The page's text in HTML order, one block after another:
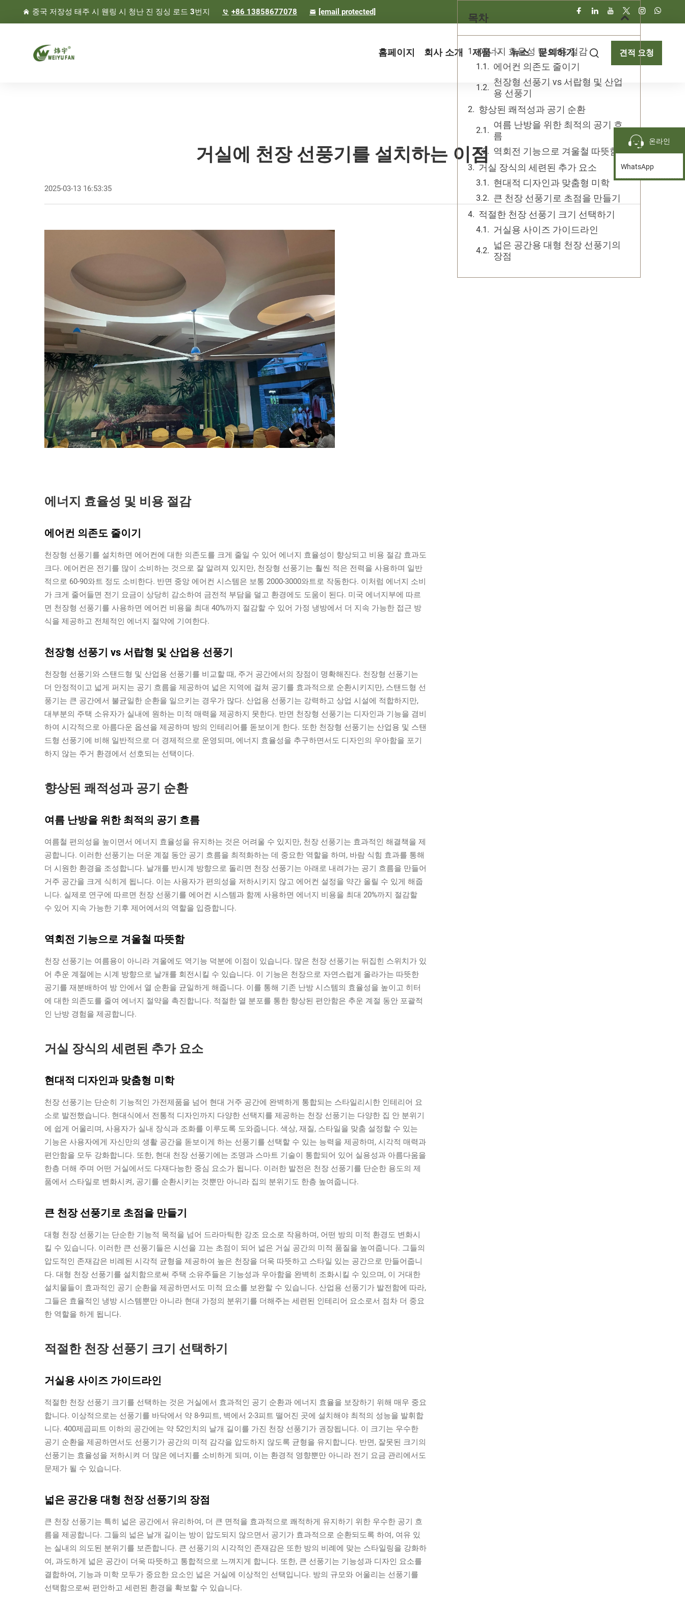
중국 저장성 태주 시 웬링 시 청난 진 징싱 로드 3번지 +86 13858677078 [email protected]
홈페이지 회사 소개 제품 뉴스 문의하기 견적 요청
거실에 천장 선풍기를 설치하는 이점
2025-03-13 16:53:35
에너지 효율성 및 비용 절감
에어컨 의존도 줄이기
천장형 선풍기를 설치하면 에어컨에 대한 의존도를 크게 줄일 수 있어 에너지 효율성이 향상되고 비용 절감 효과도
크다. 에어컨은 전기를 많이 소비하는 것으로 잘 알려져 있지만, 천장형 선풍기는 훨씬 적은 전력을 사용하며 일반
적으로 60-90와트 정도 소비한다. 반면 중앙 에어컨 시스템은 보통 2000-3000와트로 작동한다. 이처럼 에너지 소비
가 크게 줄어들면 전기 요금이 상당히 감소하여 금전적 부담을 덜고 환경에도 도움이 된다. 미국 에너지부에 따르
면 천장형 선풍기를 사용하면 에어컨 비용을 최대 40%까지 절감할 수 있어 가정 냉방에서 더 지속 가능한 접근 방
식을 제공하고 전체적인 에너지 절약에 기여한다.
천장형 선풍기 vs 서랍형 및 산업용 선풍기
천장형 선풍기와 스탠드형 및 산업용 선풍기를 비교할 때, 주거 공간에서의 장점이 명확해진다. 천장형 선풍기는
더 안정적이고 넓게 퍼지는 공기 흐름을 제공하여 넓은 지역에 걸쳐 공기를 효과적으로 순환시키지만, 스탠드형 선
풍기는 큰 공간에서 불균일한 순환을 일으키는 경우가 많다. 산업용 선풍기는 강력하고 상업 시설에 적합하지만,
대부분의 주택 소유자가 실내에 원하는 미적 매력을 제공하지 못한다. 반면 천장형 선풍기는 디자인과 기능을 겸비
하여 시각적으로 아름다운 옵션을 제공하며 방의 인테리어를 돋보이게 한다. 또한 천장형 선풍기는 산업용 및 스탠
드형 선풍기에 비해 일반적으로 더 경제적으로 운영되며, 에너지 효율성을 추구하면서도 디자인의 우아함을 포기
하지 않는 주거 환경에서 선호되는 선택이다.
향상된 쾌적성과 공기 순환
여름 난방을 위한 최적의 공기 흐름
여름철 편의성을 높이면서 에너지 효율성을 유지하는 것은 어려울 수 있지만, 천장 선풍기는 효과적인 해결책을 제
공합니다. 이러한 선풍기는 더운 계절 동안 공기 흐름을 최적화하는 데 중요한 역할을 하며, 바람 식힘 효과를 통해
더 시원한 환경을 조성합니다. 날개를 반시계 방향으로 돌리면 천장 선풍기는 아래로 내려가는 공기 흐름을 만들어
거주 공간을 크게 식히게 됩니다. 이는 사용자가 편의성을 저하시키지 않고 에어컨 설정을 약간 올릴 수 있게 해줍
니다. 실제로 연구에 따르면 천장 선풍기를 에어컨 시스템과 함께 사용하면 에너지 비용을 최대 20%까지 절감할
수 있어 지속 가능한 기후 제어에서의 역할을 입증합니다.
역회전 기능으로 겨울철 따뜻함
천장 선풍기는 여름용이 아니라 겨울에도 역기능 덕분에 이점이 있습니다. 많은 천장 선풍기는 뒤집힌 스위치가 있
어 추운 계절에는 시계 방향으로 날개를 회전시킬 수 있습니다. 이 기능은 천장으로 자연스럽게 올라가는 따뜻한
공기를 재분배하여 방 안에서 열 순환을 균일하게 해줍니다. 이를 통해 기존 난방 시스템의 효율성을 높이고 히터
에 대한 의존도를 줄여 에너지 절약을 촉진합니다. 적절한 열 분포를 통한 향상된 편안함은 추운 계절 동안 포괄적
인 난방 경험을 제공합니다.
거실 장식의 세련된 추가 요소
현대적 디자인과 맞춤형 미학
천장 선풍기는 단순히 기능적인 가전제품을 넘어 현대 거주 공간에 완벽하게 통합되는 스타일리시한 인테리어 요
소로 발전했습니다. 현대식에서 전통적 디자인까지 다양한 선택지를 제공하는 천장 선풍기는 다양한 집 안 분위기
에 쉽게 어울리며, 사용자가 실내 장식과 조화를 이루도록 도와줍니다. 색상, 재질, 스타일을 맞춤 설정할 수 있는
기능은 사용자에게 자신만의 생활 공간을 돋보이게 하는 선풍기를 선택할 수 있는 능력을 제공하며, 시각적 매력과
편안함을 모두 강화합니다. 또한, 현대 천장 선풍기에는 조명과 스마트 기술이 통합되어 있어 실용성과 아름다움을
한층 더해 주며 어떤 거실에서도 다재다능한 중심 요소가 됩니다. 이러한 발전은 천장 선풍기를 단순한 용도의 제
품에서 스타일로 변화시켜, 공기를 순환시키는 것뿐만 아니라 집의 분위기도 한층 높여줍니다.
큰 천장 선풍기로 초점을 만들기
대형 천장 선풍기는 단순한 기능적 목적을 넘어 드라마틱한 강조 요소로 작용하며, 어떤 방의 미적 환경도 변화시
킬 수 있습니다. 이러한 큰 선풍기들은 시선을 끄는 초점이 되어 넓은 거실 공간의 미적 품질을 높여줍니다. 그들의
압도적인 존재감은 비례된 시각적 균형을 제공하여 높은 천장을 더욱 따뜻하고 스타일 있는 공간으로 만들어줍니
다. 대형 천장 선풍기를 설치함으로써 주택 소유주들은 기능성과 우아함을 완벽히 조화시킬 수 있으며, 이 거대한
설치물들이 효과적인 공기 순환을 제공하면서도 미적 요소를 보완할 수 있습니다. 산업용 선풍기가 발전함에 따라,
그들은 효율적인 냉방 시스템뿐만 아니라 현대 가정의 분위기를 더해주는 세련된 인테리어 요소로서 점차 더 중요
한 역할을 하게 됩니다.
적절한 천장 선풍기 크기 선택하기
거실용 사이즈 가이드라인
적절한 천장 선풍기 크기를 선택하는 것은 거실에서 효과적인 공기 순환과 에너지 효율을 보장하기 위해 매우 중요
합니다. 이상적으로는 선풍기를 바닥에서 약 8-9피트, 벽에서 2-3피트 떨어진 곳에 설치해야 최적의 성능을 발휘합
니다. 400제곱피트 이하의 공간에는 약 52인치의 날개 길이를 가진 천장 선풍기가 권장됩니다. 이 크기는 우수한
공기 순환을 제공하면서도 선풍기가 공간의 미적 감각을 압도하지 않도록 균형을 유지합니다. 반면, 잘못된 크기의
선풍기는 효율성을 저하시켜 더 많은 에너지를 소비하게 되며, 이는 환경적 영향뿐만 아니라 전기 요금 관리에서도
문제가 될 수 있습니다.
넓은 공간용 대형 천장 선풍기의 장점
큰 천장 선풍기는 특히 넓은 공간에서 유리하여, 더 큰 면적을 효과적으로 쾌적하게 유지하기 위한 우수한 공기 흐
름을 제공합니다. 그들의 넓은 날개 길이는 방이 압도되지 않으면서 공기가 효과적으로 순환되도록 하여, 여유 있
는 실내의 의도된 분위기를 보존합니다. 큰 선풍기의 시각적인 존재감은 또한 방의 비례에 맞는 스타일링을 강화하
여, 과도하게 넓은 공간이 더욱 따뜻하고 통합적으로 느껴지게 합니다. 또한, 큰 선풍기는 기능성과 디자인 요소를
결합하여, 기능과 미학 모두가 중요한 요소인 넓은 거실에 이상적인 선택입니다. 방의 규모와 어울리는 선풍기를
선택함으로써 편안하고 세련된 환경을 확보할 수 있습니다.
목차
에너지 효율성 및 비용 절감
에어컨 의존도 줄이기
천장형 선풍기 vs 서랍형 및 산업
용 선풍기
향상된 쾌적성과 공기 순환
여름 난방을 위한 최적의 공기 흐
름
역회전 기능으로 겨울철 따뜻함
거실 장식의 세련된 추가 요소
현대적 디자인과 맞춤형 미학
큰 천장 선풍기로 초점을 만들기
적절한 천장 선풍기 크기 선택하기
거실용 사이즈 가이드라인
넓은 공간용 대형 천장 선풍기의
장점
온라인
WhatsApp